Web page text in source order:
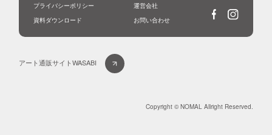
プライバシーポリシー
運営会社
資料ダウンロード
お問い合わせ
アート通販サイトWASABI
Copyright © NOMAL Allright Reserved.